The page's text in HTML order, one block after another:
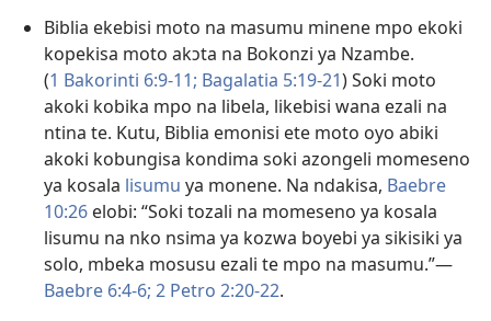
Biblia ekebisi moto na masumu minene mpo ekoki
kopekisa moto akɔta na Bokonzi ya Nzambe.
(1 Bakorinti 6:9-11; Bagalatia 5:19-21) Soki moto
akoki kobika mpo na libela, likebisi wana ezali na
ntina te. Kutu, Biblia emonisi ete moto oyo abiki
akoki kobungisa kondima soki azongeli momeseno
ya kosala lisumu ya monene. Na ndakisa, Baebre
10:26 elobi: “Soki tozali na momeseno ya kosala
lisumu na nko nsima ya kozwa boyebi ya sikisiki ya
solo, mbeka mosusu ezali te mpo na masumu.”​—
Baebre 6:4-6; 2 Petro 2:20-22.